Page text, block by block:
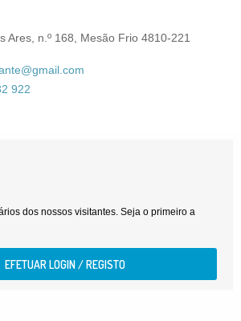
Ares, n.º 168, Mesão Frio 4810-221
922
dos nossos visitantes. Seja o primeiro a